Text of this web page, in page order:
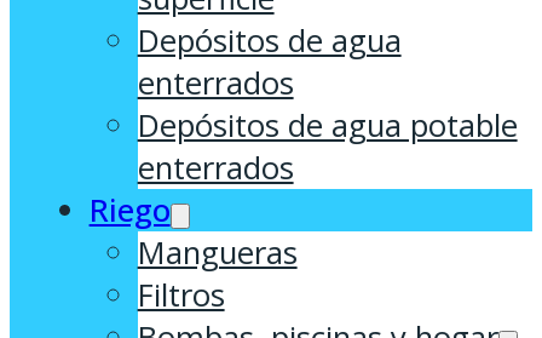
Depósitos de agua
enterrados
Depósitos de agua potable
enterrados
Riego
Mangueras
Filtros